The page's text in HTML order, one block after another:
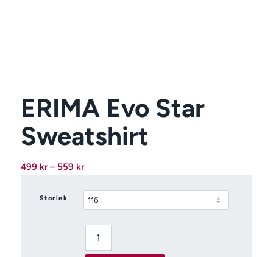
ERIMA Evo Star
Sweatshirt
499 kr – 559 krPrisintervall:
559 kr
Storlek